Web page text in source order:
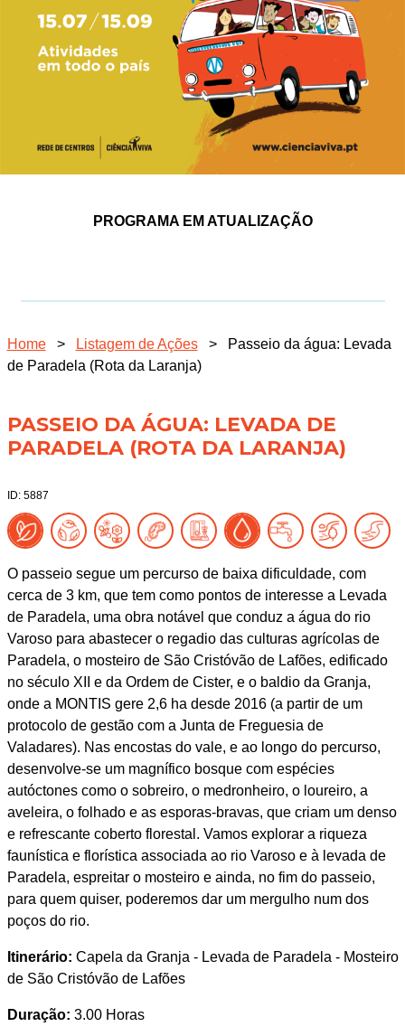
PROGRAMA EM ATUALIZAÇÃO
Home > Listagem de Ações >
Passeio da água: Levada
de Paradela (Rota da Laranja)
PASSEIO DA ÁGUA: LEVADA DE
PARADELA (ROTA DA LARANJA)
ID: 5887
O passeio segue um percurso de baixa dificuldade, com
cerca de 3 km, que tem como pontos de interesse a Levada
de Paradela, uma obra notável que conduz a água do rio
Varoso para abastecer o regadio das culturas agrícolas de
Paradela, o mosteiro de São Cristóvão de Lafões, edificado
no século XII e da Ordem de Cister, e o baldio da Granja,
onde a MONTIS gere 2,6 ha desde 2016 (a partir de um
protocolo de gestão com a Junta de Freguesia de
Valadares). Nas encostas do vale, e ao longo do percurso,
desenvolve-se um magnífico bosque com espécies
autóctones como o sobreiro, o medronheiro, o loureiro, a
aveleira, o folhado e as esporas-bravas, que criam um denso
e refrescante coberto florestal. Vamos explorar a riqueza
faunística e florística associada ao rio Varoso e à levada de
Paradela, espreitar o mosteiro e ainda, no fim do passeio,
para quem quiser, poderemos dar um mergulho num dos
poços do rio.
Itinerário: Capela da Granja - Levada de Paradela - Mosteiro
de São Cristóvão de Lafões
Duração: 3.00 Horas